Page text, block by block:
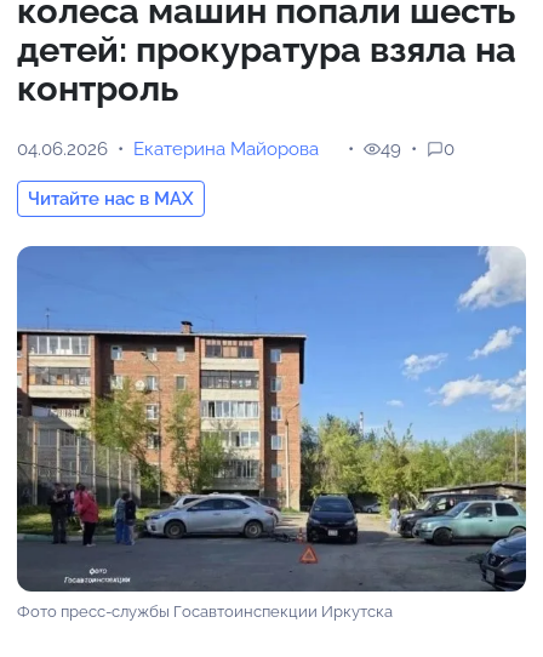
колеса машин попали шесть
детей: прокуратура взяла на
контроль
04.06.2026 Екатерина Майорова
Читайте нас в MAX
49 0
Фото пресс-службы Госавтоинспекции Иркутска